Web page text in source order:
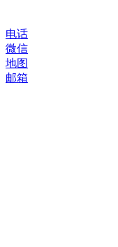
电话
微信
地图
邮箱